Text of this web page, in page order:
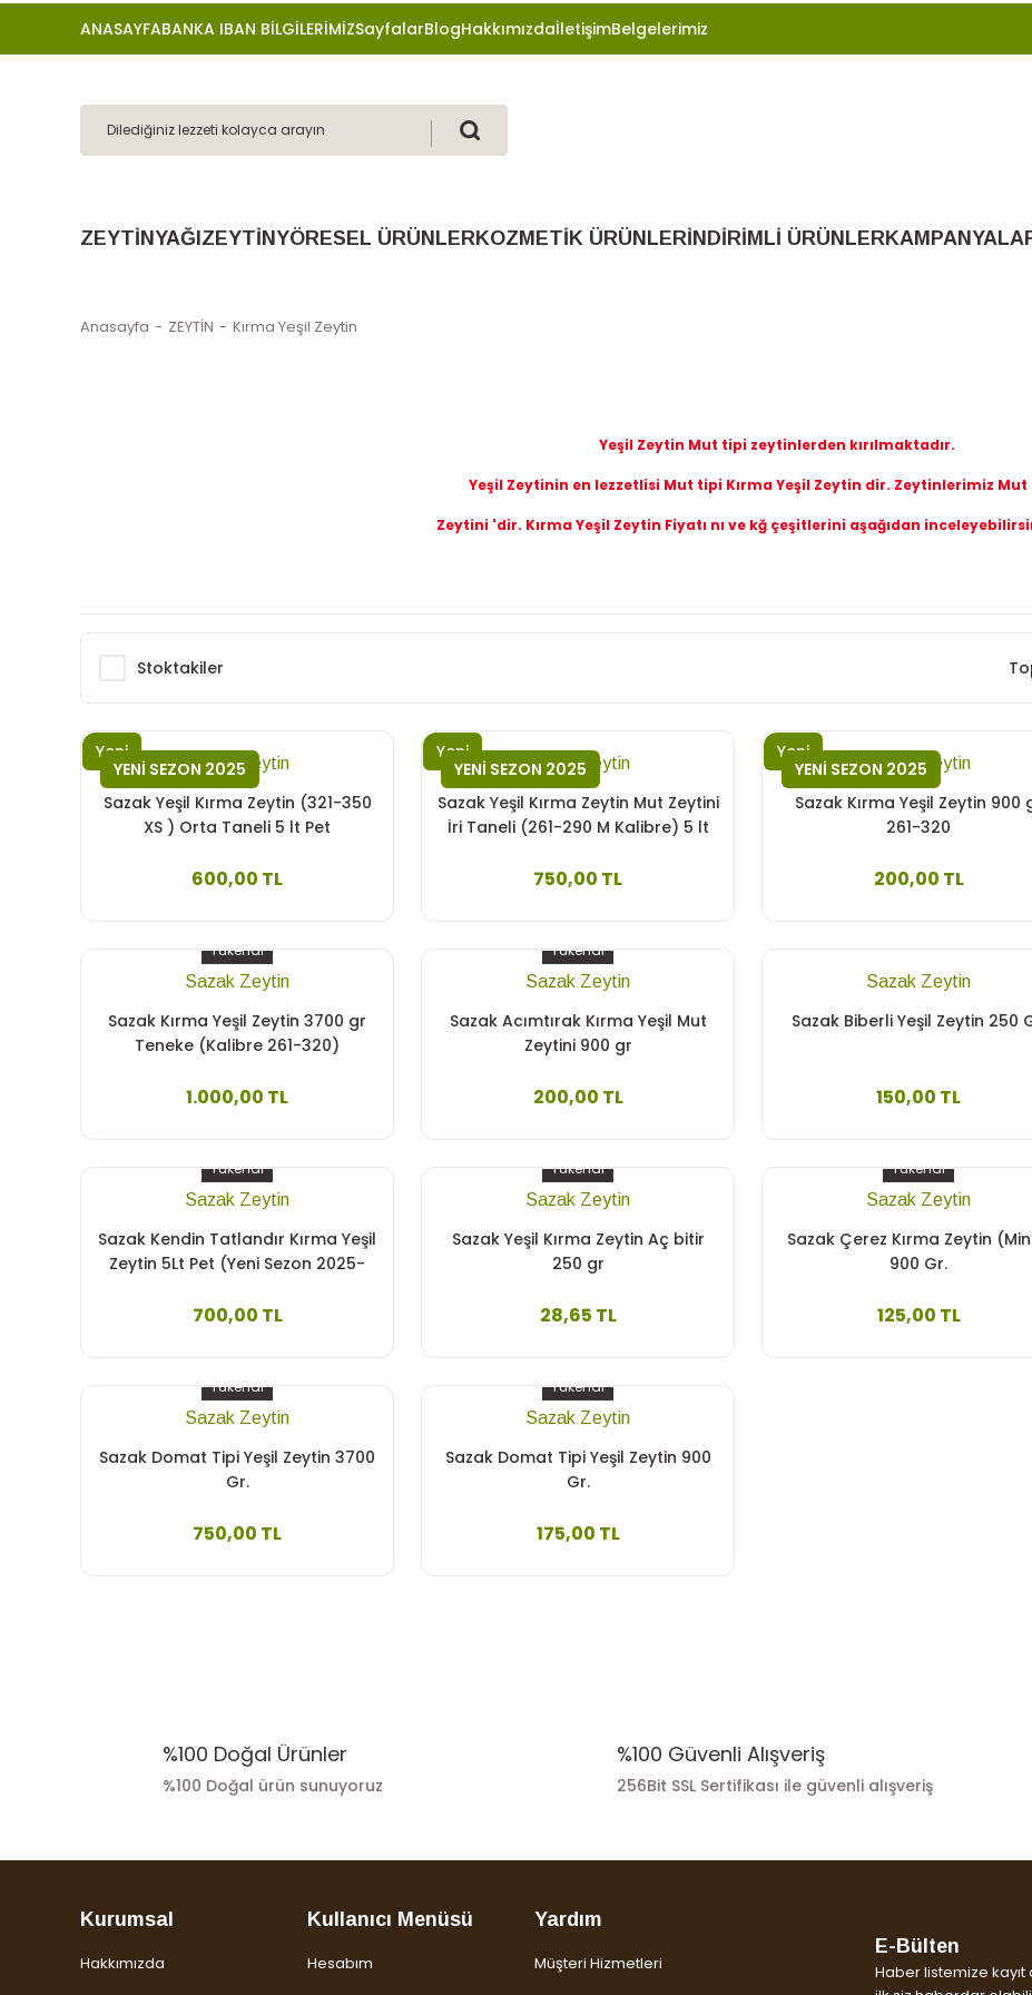
ANASAYFABANKA IBAN BİLGİLERİMİZSayfalarBlogHakkımızdaİletişimBelgelerimiz
ZEYTİNYAĞIZEYTİNYÖRESEL ÜRÜNLERKOZMETİK ÜRÜNLERİNDİRİMLİ ÜRÜNLER
Anasayfa ZEYTİN Kırma Yeşil Zeytin
Yeşil Zeytin Mut tipi zeytinlerden kırılmaktadır.
Yeşil Zeytinin en lezzetlisi Mut tipi Kırma Yeşil Zeytin dir. Zeytinlerimiz Mut
Zeytini 'dir. Kırma Yeşil Zeytin Fiyatı nı ve kğ çeşitlerini aşağıdan
Stoktakiler
YENİ SEZON 2025
Yeni
Sazak Zeytin
Sazak Yeşil Kırma Zeytin (321-350
XS ) Orta Taneli 5 lt Pet
600,00 TL
YENİ SEZON 2025
Yeni
Sazak Zeytin
Sazak Yeşil Kırma Zeytin Mut Zeytini
İri Taneli (261-290 M Kalibre) 5 lt
750,00 TL
YENİ SEZON 2025
Yeni
Sazak Zeytin
Sazak Kırma Yeşil Zeytin 900
261-320
200,00 TL
Tükendi
Sazak Zeytin
Sazak Kırma Yeşil Zeytin 3700 gr
Teneke (Kalibre 261-320)
1.000,00 TL
Tükendi
Sazak Zeytin
Sazak Acımtırak Kırma Yeşil Mut
Zeytini 900 gr
200,00 TL
Sazak Zeytin
Sazak Biberli Yeşil Zeytin 250
150,00 TL
Tükendi
Sazak Zeytin
Sazak Kendin Tatlandır Kırma Yeşil
Zeytin 5Lt Pet (Yeni Sezon 2025-
700,00 TL
Tükendi
Sazak Zeytin
Sazak Yeşil Kırma Zeytin Aç bitir
250 gr
28,65 TL
Tükendi
Sazak Zeytin
Sazak Çerez Kırma Zeytin
900 Gr.
125,00 TL
Tükendi
Sazak Zeytin
Sazak Domat Tipi Yeşil Zeytin 3700
Gr.
750,00 TL
Tükendi
Sazak Zeytin
Sazak Domat Tipi Yeşil Zeytin 900
Gr.
175,00 TL
%100 Doğal Ürünler
%100 Doğal ürün sunuyoruz
%100 Güvenli Alışveriş
256Bit SSL Sertifikası ile güvenli alışveriş
Kurumsal
Hakkımızda
Kullanıcı Menüsü
Hesabım
Yardım
Müşteri Hizmetleri
E-Bülten
Haber listemize